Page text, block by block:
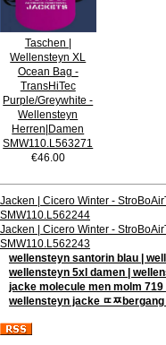
Taschen |
Wellensteyn XL
Ocean Bag -
TransHiTec
Purple/Greywhite -
Wellensteyn
Herren|Damen
SMW110.L563271
€46.00
Jacken | Cicero Winter -
SMW110.L562244
Jacken | Cicero Winter -
SMW110.L562243
wellensteyn santorin blau |
wellensteyn 5xl damen |
jacke molecule men molm
wellensteyn jacke ﾨﾹbergang